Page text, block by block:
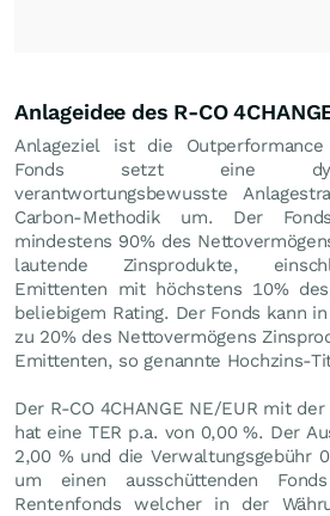
Anlageidee des R-CO
Anlageziel ist die
Fonds setzt eine
verantwortungsbewusste
Carbon-Methodik um. Der
mindestens 90% des
lautende Zinsprodukte,
Emittenten mit höchstens 10%
beliebigem Rating. Der Fonds kann
zu 20% des Nettovermögens
Emittenten, so genannte Hochzins-
Der R-CO 4CHANGE NE/EUR mit
hat eine TER p.a. von 0,00 %. Der
2,00 % und die Verwaltungsgebühr
um einen ausschüttenden
Rentenfonds welcher in der